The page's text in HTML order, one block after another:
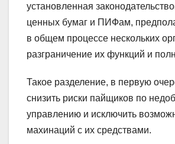
установленная
ценных бумаг и ПИФам,
в общем процессе нескольких
разграничение их функций и
Такое разделение, в первую
снизить риски пайщиков по
управлению и исключить
махинаций с их средствами.